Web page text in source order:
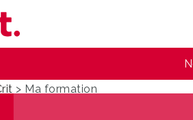
> Ma formation